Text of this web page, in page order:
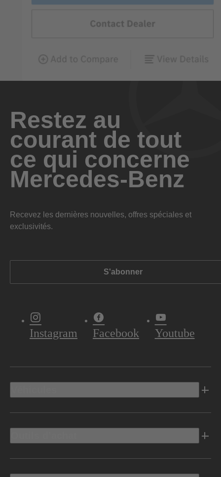
Restez au
courant de tout
ce qui concerne
Mercedes-Benz
Recevez les dernières nouvelles, offres spéciales et
exclusivités.
S'abonner
Instagram Facebook Youtube